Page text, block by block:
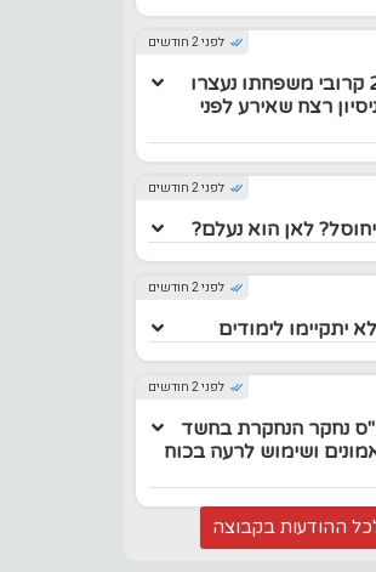
לפני 2 חודשים
שוטר ו-2 קרובי משפחתו נעצרו
רצח שאירע לפני
לפני 2 חודשים
לאן הוא נעלם?
לפני 2 חודשים
יתקיימו לימודים
לפני 2 חודשים
נחקר הנחקרת בחשד
ושימוש לרעה בכוח
ההודעות בקבוצה